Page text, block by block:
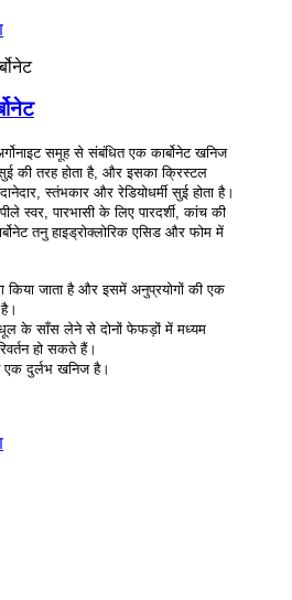
समूह से संबंधित एक कार्बोनेट खनिज
की तरह होता है, और इसका क्रिस्टल
स्तंभकार और रेडियोधर्मी सुई होता है।
स्वर, पारभासी के लिए पारदर्शी, कांच की
तनु हाइड्रोक्लोरिक एसिड और फोम में
किया जाता है और इसमें अनुप्रयोगों की एक
धूल के साँस लेने से दोनों फेफड़ों में मध्यम
हो सकते हैं।
एक दुर्लभ खनिज है।